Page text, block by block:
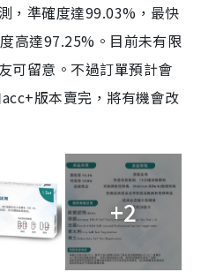
，準確度達99.03%，最快
高達97.25%。目前未有限
可留意。不過訂單預計會
版本賣完，將有機會改
+2